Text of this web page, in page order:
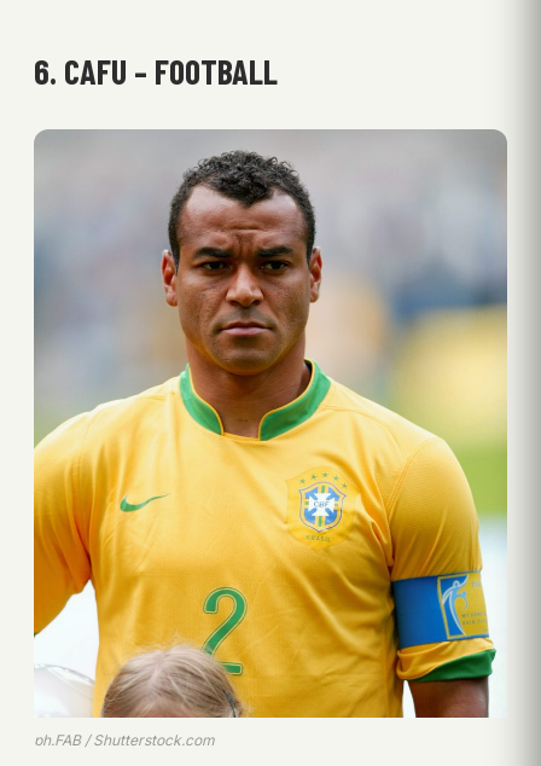
6. CAFU – FOOTBALL
ph.FAB / Shutterstock.com